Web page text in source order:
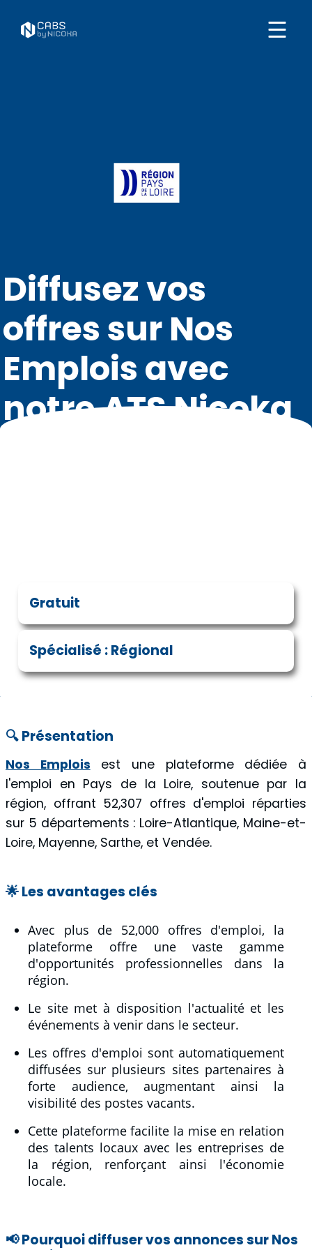
Diffusez vos
offres sur Nos
Emplois avec
notre ATS Nicoka
Gratuit
Spécialisé : Régional
🔍 Présentation
Nos Emplois est une plateforme dédiée à
l'emploi en Pays de la Loire, soutenue par la
région, offrant 52,307 offres d'emploi réparties
sur 5 départements : Loire-Atlantique, Maine-et-
Loire, Mayenne, Sarthe, et Vendée.
🌟 Les avantages clés
Avec plus de 52,000 offres d'emploi, la
plateforme offre une vaste gamme
d'opportunités professionnelles dans la
région.
Le site met à disposition l'actualité et les
événements à venir dans le secteur.
Les offres d'emploi sont automatiquement
diffusées sur plusieurs sites partenaires à
forte audience, augmentant ainsi la
visibilité des postes vacants.
Cette plateforme facilite la mise en relation
des talents locaux avec les entreprises de
la région, renforçant ainsi l'économie
locale.
📢 Pourquoi diffuser vos annonces sur Nos